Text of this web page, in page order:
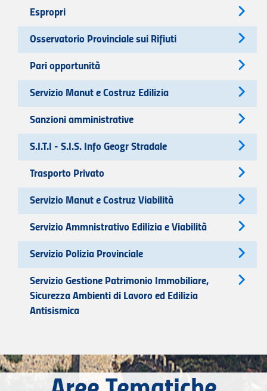
Espropri
Osservatorio Provinciale sui Rifiuti
Pari opportunità
Servizio Manut e Costruz Edilizia
Sanzioni amministrative
S.I.T.I - S.I.S. Info Geogr Stradale
Trasporto Privato
Servizio Manut e Costruz Viabilità
Servizio Ammnistrativo Edilizia e Viabilità
Servizio Polizia Provinciale
Servizio Gestione Patrimonio Immobiliare,
Sicurezza Ambienti di Lavoro ed Edilizia
Antisismica